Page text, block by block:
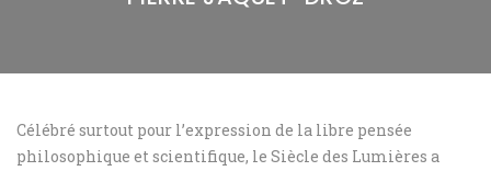
Célébré surtout pour l’expression de la libre pensée
philosophique et scientifique, le Siècle des Lumières a